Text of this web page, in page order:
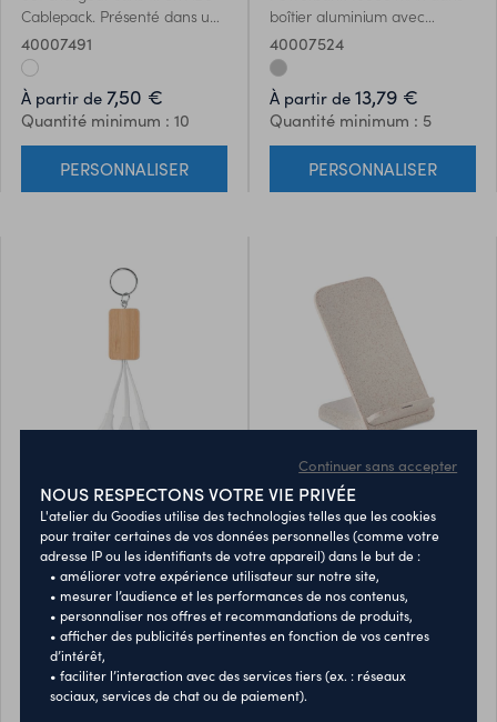
Cablepack. Présenté dans une
pochette EVA / PU. Contient
une prise européenne et un
câble de charge USB A vers
Micro B. Données de sortie:
DC9V/1.66A (15W).
40007491
À partir de 7,50 €
Quantité minimum : 10
PERSONNALISER
boîtier aluminium avec
ventouse. Sortie sans fil 2A
pour charge rapide, et prise
d'alimentation power delivery
(PD) pour recharger les
ordinateurs portables les plus
récents.
40007524
À partir de 13,79 €
Quantité minimum : 5
PERSONNALISER
bambou 3 en 1 - babon
Porte-clés en bambou avec
câble de chargement USB-A
vers Micro-B (broche 2 en 1)
et type C - Babon. Le bambou
est un produit naturel, et
présente de légères variations
de couleur, de décoration et
40007590
À partir de1,86 €
Quantité minimum : 25
chargeur sans fil et
support smartphone -
ayala
Support de téléphone et
chargeur sans fil à double
bobine - Ayala. 35% de paille
de blé et 65% d’ABS. Placez le
smartphone dessus pour
commencer à charger. Sortie:
DC5V/2A (10W) pour une
40007593
À partir de 6,55 €
Quantité minimum : 10
Continuer sans accepter
NOUS RESPECTONS VOTRE VIE PRIVÉE
L'atelier du Goodies utilise des technologies telles que les cookies
pour traiter certaines de vos données personnelles (comme votre
adresse IP ou les identifiants de votre appareil) dans le but de :
• améliorer votre expérience utilisateur sur notre site,
• mesurer l’audience et les performances de nos contenus,
• personnaliser nos offres et recommandations de produits,
• afficher des publicités pertinentes en fonction de vos centres
d’intérêt,
• faciliter l’interaction avec des services tiers (ex. : réseaux
sociaux, services de chat ou de paiement).